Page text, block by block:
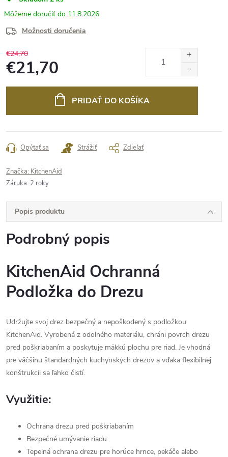
11.8.2026
Možnosti doručenia
€24,70
€21,70
PRIDAŤ DO KOŠÍKA
Opýtať sa Strážiť Zdieľať
Značka: KitchenAid
Záruka: 2 roky
Popis produktu
Podrobný popis
KitchenAid Ochranná
Podložka do Drezu
Udržujte svoj drez bezpečný a nepoškodený s podložkou
KitchenAid. Vyrobená z odolného materiálu, chráni povrch drezu
pred poškriabaním a poskytuje mäkkú plochu pre riad. Je vhodná
pre väčšinu štandardných kuchynských drezov a vďaka flexibilnej
konštrukcii sa ľahko čistí.
Využitie:
Ochrana drezu pred poškriabaním
Bezpečné umývanie riadu
Tepelná ochrana drezu pre horúce hrnce, pekáče alebo